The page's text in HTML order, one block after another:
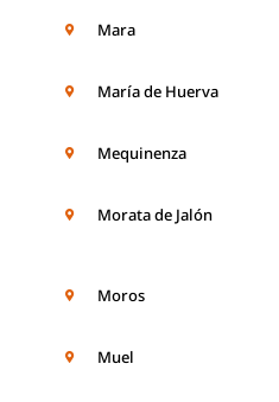
Mara
María de Huerva
Mequinenza
Morata de Jalón
Moros
Muel